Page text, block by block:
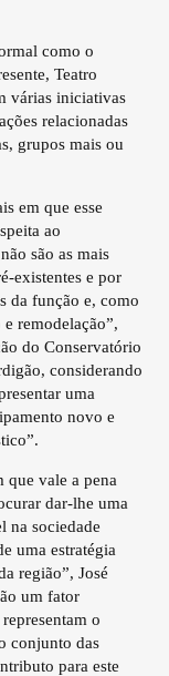
como o
Teatro
várias iniciativas
relacionadas
grupos mais ou
em que esse
ao
são as mais
existentes e por
da função e, como
remodelação”,
do Conservatório
considerando
uma
novo e
que vale a pena
dar-lhe uma
na sociedade
uma estratégia
região”, José
um fator
o
conjunto das
para este